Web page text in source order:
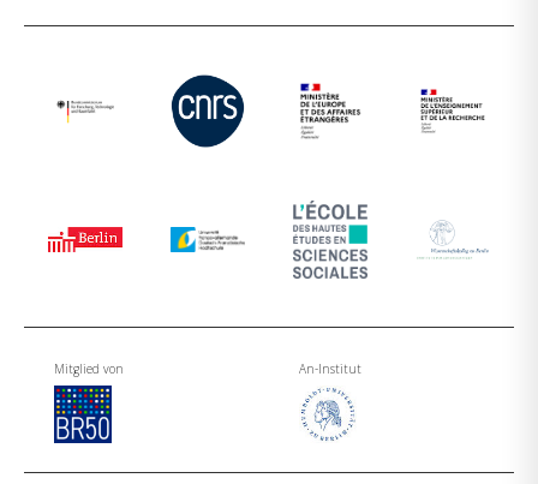
Mitglied von An-Institut